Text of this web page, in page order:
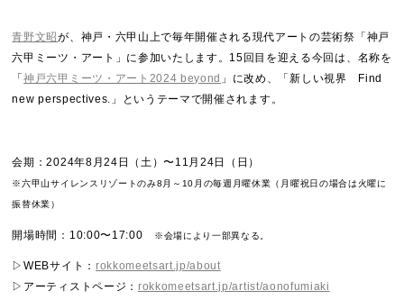
青野文昭が、神戸・六甲山上で毎年開催される現代アートの芸術祭「神戸
六甲ミーツ・アート」に参加いたします。15回目を迎える今回は、名称を
「神戸六甲ミーツ・アート2024 beyond 」に改め、「新しい視界 Find
new perspectives.」というテーマで開催されます。
会期：2024年8月24日（土）〜11月24日（日）
※六甲山サイレンスリゾートのみ8月～10月の毎週月曜休業（月曜祝日の場合は火曜に
振替休業）
開場時間：10:00〜17:00 ※会場により一部異なる。
▷WEBサイト： rokkomeetsart.jp/about
▷アーティストページ： rokkomeetsart.jp/artist/aonofumiaki